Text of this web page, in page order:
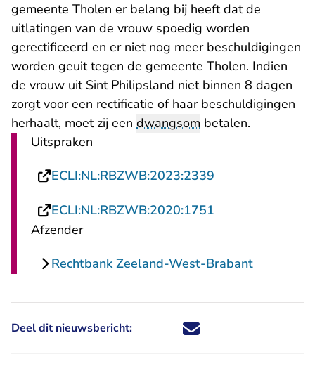
gemeente Tholen er belang bij heeft dat de
uitlatingen van de vrouw spoedig worden
gerectificeerd en er niet nog meer beschuldigingen
worden geuit tegen de gemeente Tholen. Indien
de vrouw uit Sint Philipsland niet binnen 8 dagen
zorgt voor een rectificatie of haar beschuldigingen
herhaalt, moet zij een dwangsom betalen.
Uitspraken
ECLI:NL:RBZWB:2023:2339
ECLI:NL:RBZWB:2020:1751
Afzender
Rechtbank Zeeland-West-Brabant
Deel dit nieuwsbericht: Deel dit nieuwsbericht via X -
Deel dit nieuwsbericht via
Deel dit nieuwsbericht
Deel dit